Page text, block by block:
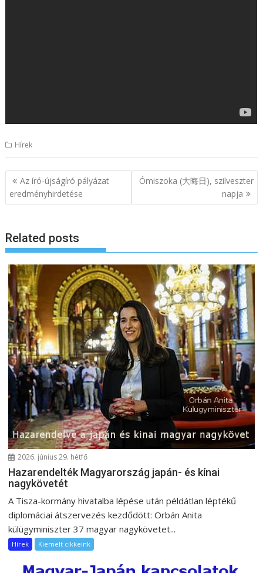
Hírek
B
e
g
y
z
é
s
n
a
v
i
g
á
ó
Az író-újságíró pályázat
eredményhirdetése
Ómiszoka (大晦日), szilveszter
napja
Related posts
2026. június 29. hétfő
Hazarendelték Magyarország japán- és kínai
nagykövetét
A Tisza-kormány hivatalba lépése után példátlan léptékű
diplomáciai átszervezés kezdődött: Orbán Anita
külügyminiszter 37 magyar nagykövetet...
Hírek Kiemelt cikkeink